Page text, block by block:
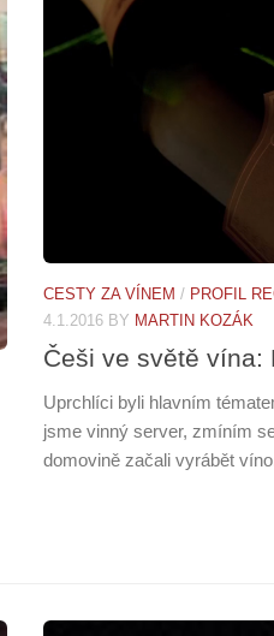
CESTY ZA VÍNEM / PROFIL
4.1.2016 BY MARTIN KOZÁK
Češi ve světě vína:
Uprchlíci byli hlavním
jsme vinný server, zmíním
domovině začali vyrábět